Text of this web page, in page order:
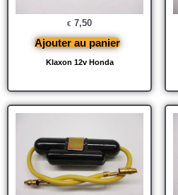
Klaxon 12v Honda
€ 7,50
Ajouter au panier